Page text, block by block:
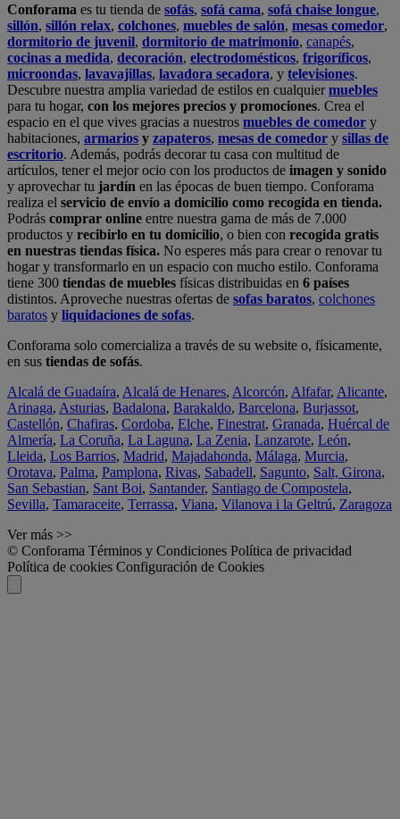
Conforama es tu tienda de sofás, sofá cama, sofá chaise longue,
sillón, sillón relax, colchones, muebles de salón, mesas comedor,
dormitorio de juvenil, dormitorio de matrimonio, canapés,
cocinas a medida, decoración, electrodomésticos, frigoríficos,
microondas, lavavajillas, lavadora secadora, y televisiones.
Descubre nuestra amplia variedad de estilos en cualquiermuebles
para tu hogar, con los mejores precios y promociones. Crea el
espacio en el que vives gracias a nuestros muebles de comedor y
habitaciones, armarios y zapateros, mesas de comedor y sillas de
escritorio. Además, podrás decorar tu casa con multitud de
artículos, tener el mejor ocio con los productos de imagen y sonido
y aprovechar tu jardín en las épocas de buen tiempo. Conforama
realiza el servicio de envío a domicilio como recogida en tienda.
Podrás comprar online entre nuestra gama de más de 7.000
productos y recibirlo en tu domicilio, o bien con recogida gratis
en nuestras tiendas física. No esperes más para crear o renovar tu
hogar y transformarlo en un espacio con mucho estilo. Conforama
tiene 300 tiendas de muebles físicas distribuidas en 6 países
distintos. Aproveche nuestras ofertas de sofas baratos, colchones
baratos y liquidaciones de sofas.
Conforama solo comercializa a través de su website o, físicamente,
en sus tiendas de sofás.
Alcalá de Guadaíra, Alcalá de Henares, Alcorcón, Alfafar, Alicante,
Arinaga, Asturias, Badalona, Barakaldo, Barcelona, Burjassot,
Castellón, Chafiras, Cordoba, Elche, Finestrat, Granada, Huércal de
Almería, La Coruña, La Laguna, La Zenia, Lanzarote, León,
Lleida, Los Barrios, Madrid, Majadahonda, Málaga, Murcia,
Orotava, Palma, Pamplona, Rivas, Sabadell, Sagunto, Salt, Girona,
San Sebastian, Sant Boi, Santander, Santiago de Compostela,
Sevilla, Tamaraceite, Terrassa, Viana, Vilanova i la Geltrú, Zaragoza
Ver más >>
© Conforama Términos y Condiciones Política de privacidad
Política de cookies Configuración de Cookies